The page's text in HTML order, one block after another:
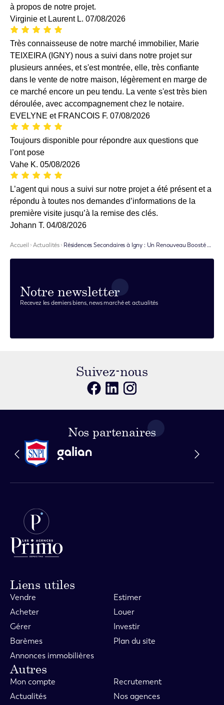
à propos de notre projet.
Virginie et Laurent L. 07/08/2026
Très connaisseuse de notre marché immobilier, Marie
TEIXEIRA (IGNY) nous a suivi dans notre projet sur
plusieurs années, et s'est montrée, elle, très confiante
dans le vente de notre maison, légèrement en marge de
ce marché encore un peu tendu. La vente s'est très bien
déroulée, avec accompagnement chez le notaire.
EVELYNE et FRANCOIS F. 07/08/2026
Toujours disponible pour répondre aux questions que
l’ont pose
Vahe K. 05/08/2026
L’agent qui nous a suivi sur notre projet a été présent et a
répondu à toutes nos demandes d’informations de la
première visite jusqu’à la remise des clés.
Johann T. 04/08/2026
Accueil Actualités Résidences Secondaires à Igny : Un Renouveau Boosté par le Télétravail et la Quête de Verdure
Notre newsletter
Recevez les derniers biens, news marché et actualités
Suivez-nous
Nos partenaires
Liens utiles
Vendre
Estimer
Acheter
Louer
Gérer
Investir
Barèmes
Plan du site
Annonces immobilières
Autres
Mon compte
Recrutement
Actualités
Nos agences